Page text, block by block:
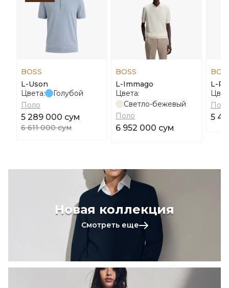
BOSS
L-Uson
Цвета:
Голубой
Поло
5 289 000 сум
6 611 000 сум
BOSS
L-Immago
Цвета:
Светло-бежевый
Поло
6 952 000 сум
L-
5
Новая коллекция
Смотреть еще